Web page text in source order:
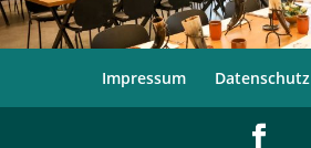
Impressum Datenschutz